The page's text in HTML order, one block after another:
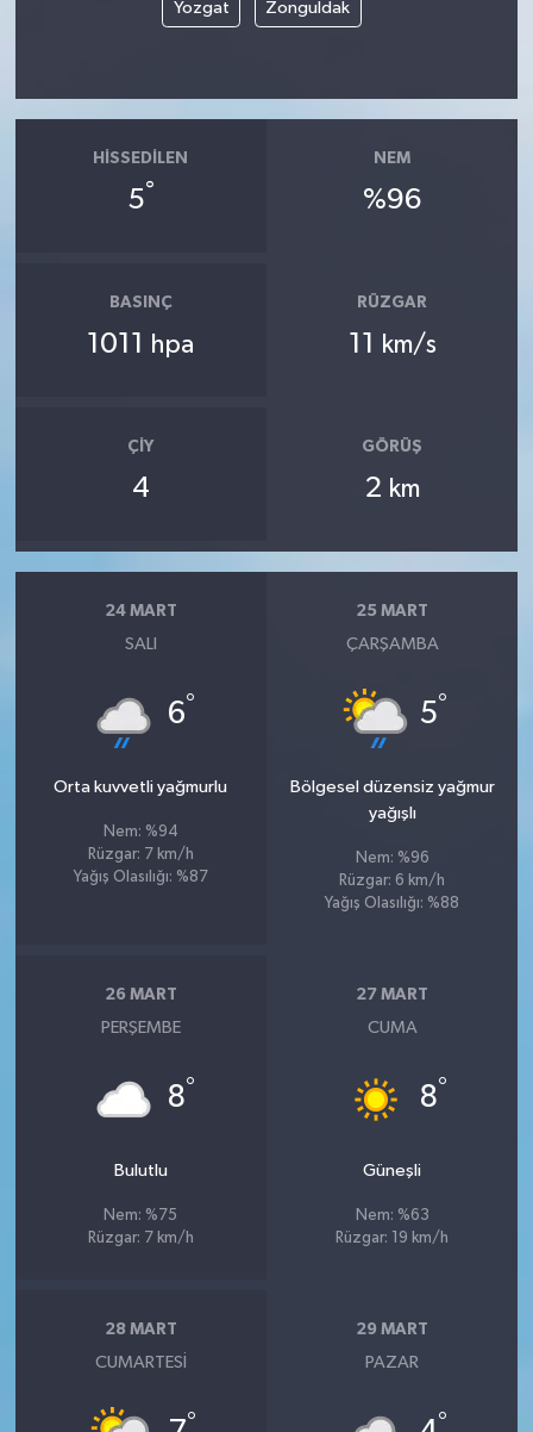
Yozgat Zonguldak
HISSEDILEN
5°
NEM
%96
BASINÇ
1011 hpa
RÜZGAR
11 km/s
ÇIY
4
GÖRÜŞ
2 km
24 MART
SALI
6°
Orta kuvvetli yağmurlu
Nem: %94
Rüzgar: 7 km/h
Yağış Olasılığı: %87
25 MART
ÇARŞAMBA
5°
Bölgesel düzensiz yağmur
yağışlı
Nem: %96
Rüzgar: 6 km/h
Yağış Olasılığı: %88
26 MART
PERŞEMBE
8°
Bulutlu
Nem: %75
Rüzgar: 7 km/h
27 MART
CUMA
8°
Güneşli
Nem: %63
Rüzgar: 19 km/h
28 MART
CUMARTESI
°
29 MART
PAZAR
°